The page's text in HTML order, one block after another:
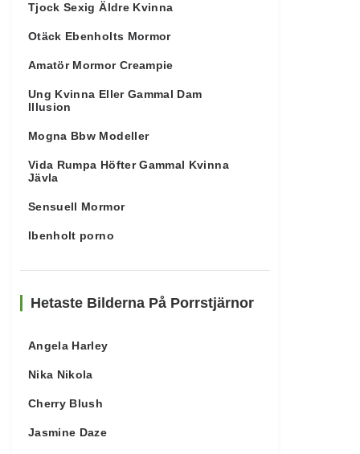
Tjock Sexig Äldre Kvinna
Otäck Ebenholts Mormor
Amatör Mormor Creampie
Ung Kvinna Eller Gammal Dam
Illusion
Mogna Bbw Modeller
Vida Rumpa Höfter Gammal Kvinna
Jävla
Sensuell Mormor
Ibenholt porno
Hetaste Bilderna På Porrstjärnor
Angela Harley
Nika Nikola
Cherry Blush
Jasmine Daze